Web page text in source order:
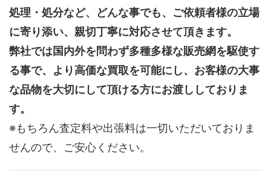
処理・処分など、どんな事でも、 ご依頼者様の立場
に寄り添い、親切丁寧に対応させて頂きます。
弊社では国内外を問わず多種多様な販売網を駆使す
る事で、より高価な買取を可能にし、お客様の大事
な品物を大切にして頂ける方にお渡ししておりま
す。
※もちろん査定料や出張料は一切いただいておりま
せんので、ご安心ください。